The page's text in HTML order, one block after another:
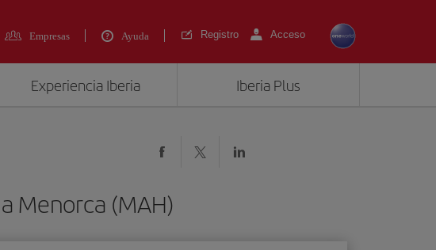
Empresas Ayuda Registro Acceso
Experiencia Iberia Iberia Plus
Menorca (MAH)